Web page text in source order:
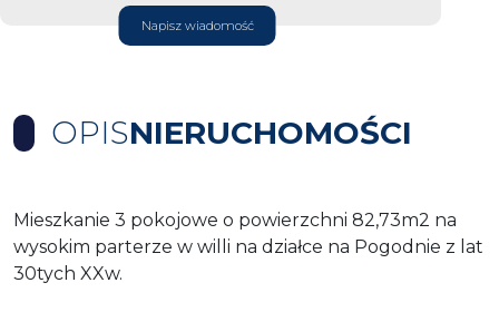
Napisz wiadomość
OPISNIERUCHOMOŚCI
Mieszkanie 3 pokojowe o powierzchni 82,73m2 na
wysokim parterze w willi na działce na Pogodnie z lat
30tych XXw.